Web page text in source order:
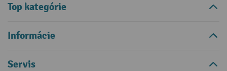
Top kategórie
Informácie
Servis